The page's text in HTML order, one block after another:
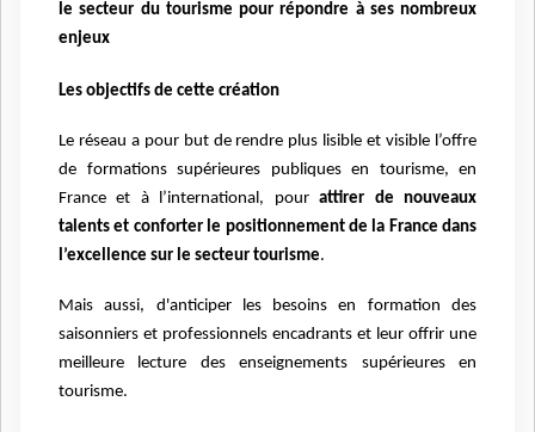
le secteur du tourisme pour répondre à ses nombreux
enjeux
Les objectifs de cette création
Le réseau a pour but de rendre plus lisible et visible l’offre
de formations supérieures publiques en tourisme, en
France et à l’international, pourattirer de nouveaux
talents et conforter le positionnement de la France dans
l’excellence sur le secteur tourisme.
Mais aussi, d'anticiper les besoins en formation des
saisonniers et professionnels encadrants et leur offrir une
meilleure lecture des enseignements supérieures en
tourisme.